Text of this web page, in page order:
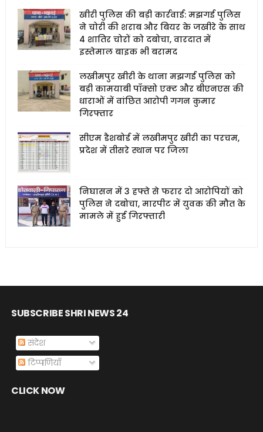
खीरी पुलिस की बड़ी कार्रवाई: मझगई पुलिस
ने चोरी की शराब और बियर के जखीरे के साथ
4 शातिर चोरों को दबोचा, वारदात में
इस्तेमाल बाइक भी बरामद
लखीमपुर खीरी के थाना मझगई पुलिस को
बड़ी कामयाबी पॉक्सो एक्ट और बीएनएस की
धाराओं में वांछित आरोपी गगन कुमार
गिरफ्तार
सीएम डैशबोर्ड में लखीमपुर खीरी का परचम,
प्रदेश में तीसरे स्थान पर जिला
निघासन में 3 हफ्ते से फरार दो आरोपियों को
पुलिस ने दबोचा, मारपीट में युवक की मौत के
मामले में हुई गिरफ्तारी
SUBSCRIBE SHRI NEWS 24
संदेश
टिप्पणियाँ
CLICK NOW